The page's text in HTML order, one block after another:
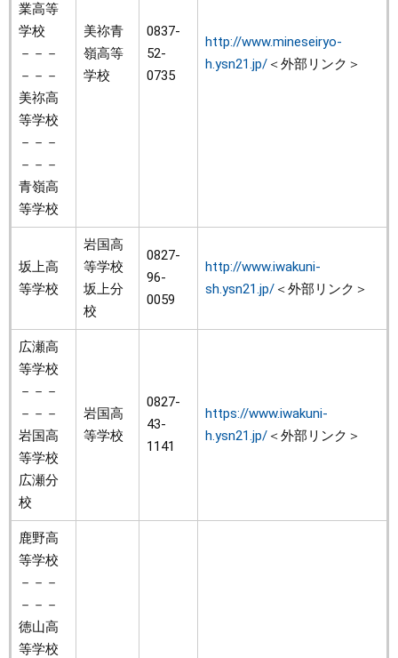
業高等
学校
－－－
－－－
美祢高
等学校
－－－
－－－
青嶺高
等学校
美祢青
嶺高等
学校
0837-
52-
0735
http://www.mineseiryo-
h.ysn21.jp/＜外部リンク＞
坂上高
等学校
岩国高
等学校
坂上分
校
0827-
96-
0059
http://www.iwakuni-
sh.ysn21.jp/＜外部リンク＞
広瀬高
等学校
－－－
－－－
岩国高
等学校
広瀬分
校
岩国高
等学校
0827-
43-
1141
https://www.iwakuni-
h.ysn21.jp/＜外部リンク＞
鹿野高
等学校
－－－
－－－
徳山高
等学校